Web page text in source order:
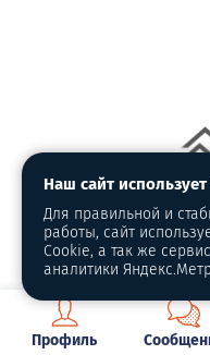
Ангелы Чарли
Профиль
Наш сайт
Для правильной и
работы, сайт
Cookie, а так же
аналитики